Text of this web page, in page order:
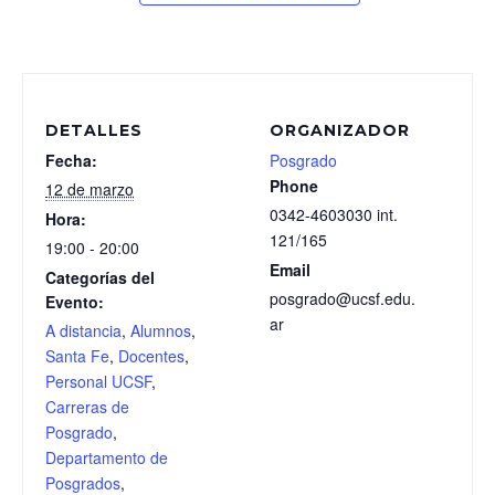
DETALLES
Fecha:
12 de marzo
Hora:
19:00 - 20:00
Categorías del
Evento:
A distancia, Alumnos,
Santa Fe, Docentes,
Personal UCSF,
Carreras de
Posgrado,
Departamento de
Posgrados,
ORGANIZADOR
Posgrado
Phone
0342-4603030 int.
121/165
Email
posgrado@ucsf.edu.
ar